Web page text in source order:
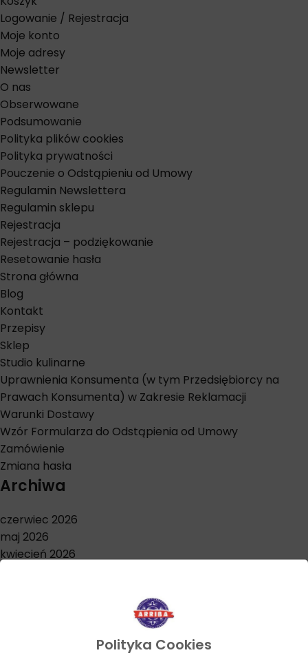
Polityka Cookies
Logowanie / Rejestracja
Moje konto
Moje adresy
Newsletter
O nas
Obserwowane
Podsumowanie
Polityka plików cookies
Polityka prywatności
Pouczenie o Odstąpieniu od Umowy
Regulamin Newslettera
Regulamin sklepu
Rejestracja
Rejestracja – podziękowanie
Resetowanie hasła
Strona główna
Blog
Kontakt
Przepisy
Sklep
Studio kulinarne
Uprawnienia Konsumenta (w tym Przedsiębiorcy na
Prawach Konsumenta) w Zakresie Reklamacji
Warunki Dostawy
Wzór Formularza do Odstąpienia od Umowy
Zamówienie
Zmiana hasła
Archiwa
czerwiec 2026
maj 2026
kwiecień 2026